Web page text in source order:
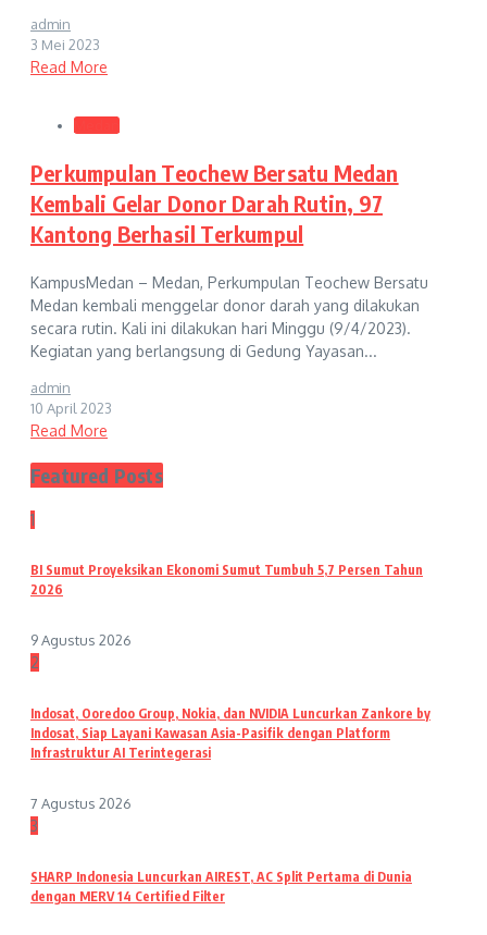
admin
3 Mei 2023
Read More
Medan
Perkumpulan Teochew Bersatu Medan
Kembali Gelar Donor Darah Rutin, 97
Kantong Berhasil Terkumpul
KampusMedan – Medan, Perkumpulan Teochew Bersatu
Medan kembali menggelar donor darah yang dilakukan
secara rutin. Kali ini dilakukan hari Minggu (9/4/2023).
Kegiatan yang berlangsung di Gedung Yayasan...
admin
10 April 2023
Read More
Featured Posts
1
BI Sumut Proyeksikan Ekonomi Sumut Tumbuh 5,7 Persen Tahun
2026
9 Agustus 2026
2
Indosat, Ooredoo Group, Nokia, dan NVIDIA Luncurkan Zankore by
Indosat, Siap Layani Kawasan Asia-Pasifik dengan Platform
Infrastruktur AI Terintegerasi
7 Agustus 2026
3
SHARP Indonesia Luncurkan AIREST, AC Split Pertama di Dunia
dengan MERV 14 Certified Filter